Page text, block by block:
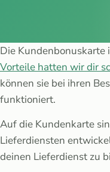
Die Kundenbonuskarte
Vorteile hatten wir dir
können sie bei ihren
funktioniert.
Auf die Kundenkarte
Lieferdiensten
deinen Lieferdienst zu